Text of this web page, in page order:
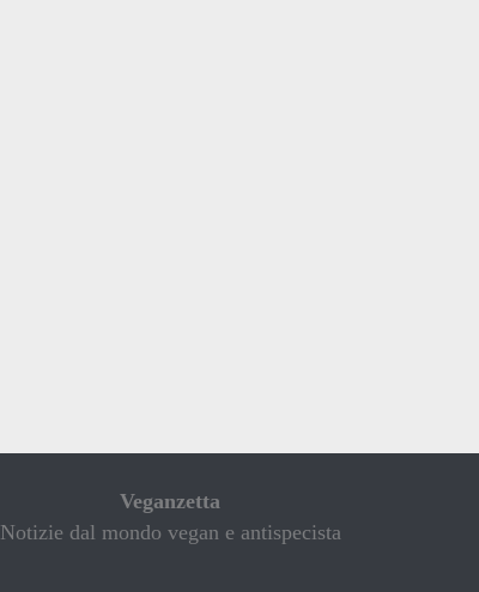
Veganzetta
Notizie dal mondo vegan e antispecista